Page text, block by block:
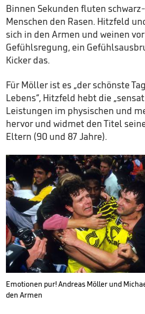
Binnen Sekunden fluten
Menschen den Rasen. Hitzfeld
sich in den Armen und weinen
Gefühlsregung, ein
Kicker das.
Für Möller ist es „der schönste
Lebens“, Hitzfeld hebt die
Leistungen im physischen und
hervor und widmet den Titel
Eltern (90 und 87 Jahre).
Emotionen pur! Andreas Möller und
den Armen